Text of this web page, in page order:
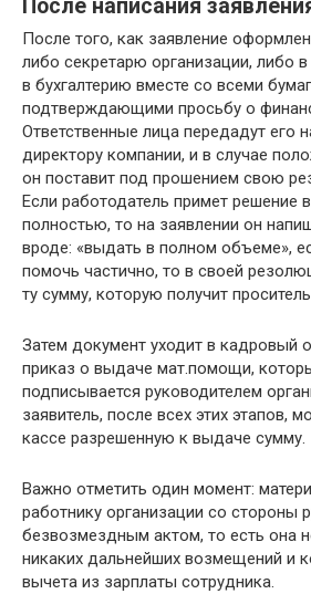
После написания
После того, как заявление
либо секретарю организации, либо
в бухгалтерию вместе со всеми
подтверждающими просьбу о
Ответственные лица передадут его
директору компании, и в случае
он поставит под прошением свою
Если работодатель примет решение
полностью, то на заявлении он
вроде: «выдать в полном объеме»,
помочь частично, то в своей
ту сумму, которую получит
Затем документ уходит в кадровый
приказ о выдаче мат.помощи,
подписывается руководителем
заявитель, после всех этих этапов,
кассе разрешенную к выдаче сумму.
Важно отметить один момент:
работнику организации со стороны
безвозмездным актом, то есть она
никаких дальнейших возмещений и
вычета из зарплаты сотрудника.